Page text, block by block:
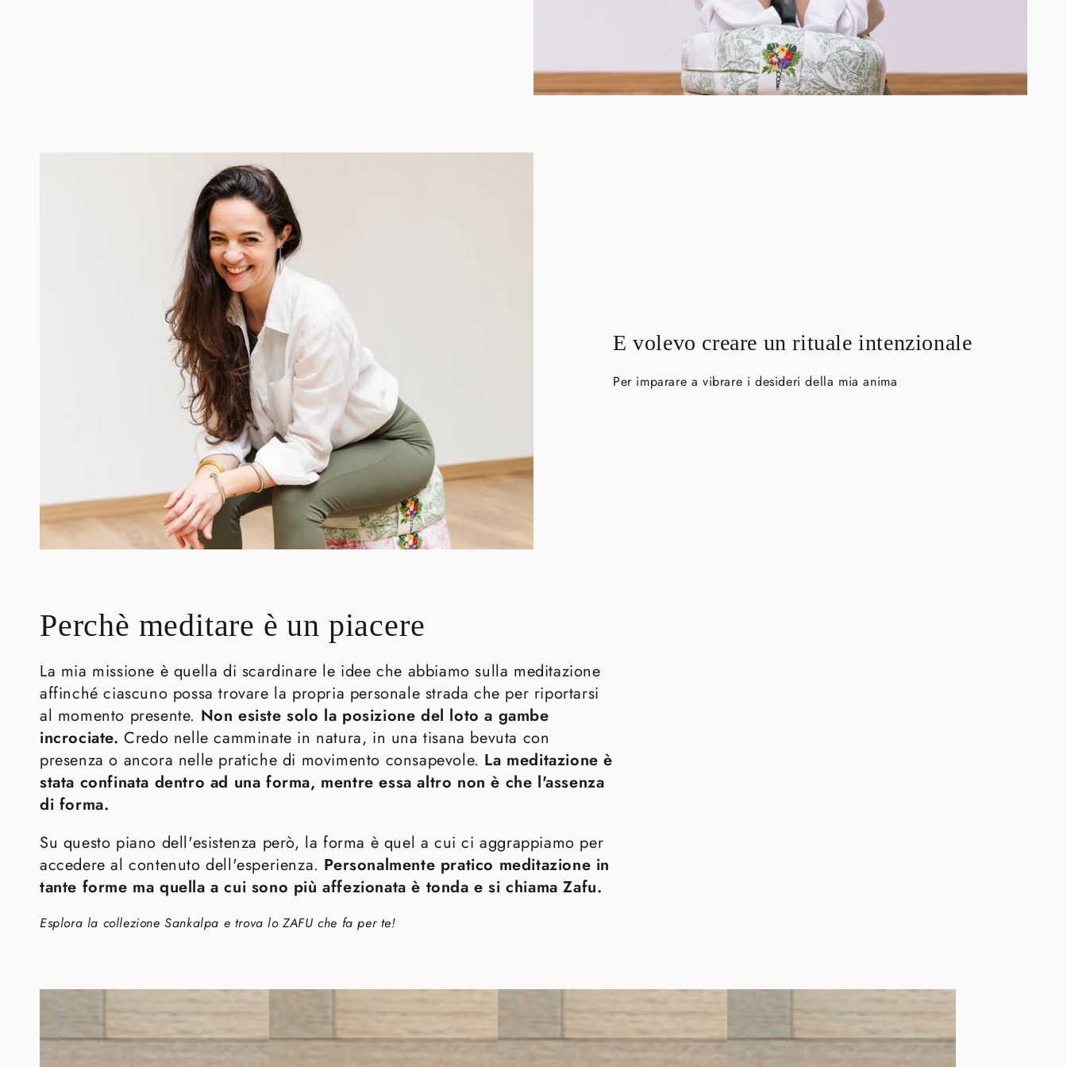
E volevo creare un rituale intenzionale
Per imparare a vibrare i desideri della mia anima
Perchè meditare è un piacere
La mia missione è quella di scardinare le idee che abbiamo sulla meditazione
affinché ciascuno possa trovare la propria personale strada che per riportarsi
al momento presente. Non esiste solo la posizione del loto a gambe
incrociate. Credo nelle camminate in natura, in una tisana bevuta con
presenza o ancora nelle pratiche di movimento consapevole. La meditazione è
stata confinata dentro ad una forma, mentre essa altro non è che l'assenza
di forma.
Su questo piano dell'esistenza però, la forma è quel a cui ci aggrappiamo per
accedere al contenuto dell'esperienza. Personalmente pratico meditazione in
tante forme ma quella a cui sono più affezionata è tonda e si chiama Zafu.
Esplora la collezione Sankalpa e trova lo ZAFU che fa per te!